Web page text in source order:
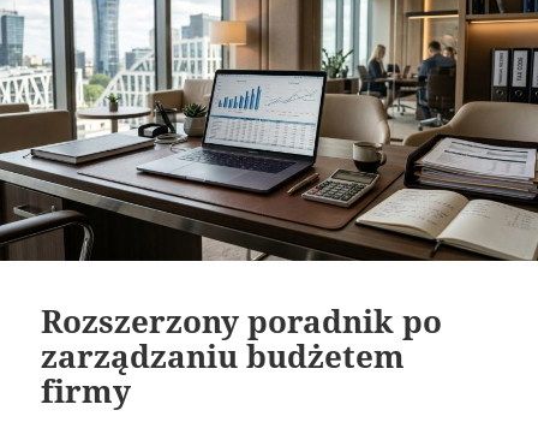
Rozszerzony poradnik po
zarządzaniu budżetem
firmy